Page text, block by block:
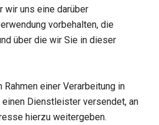
wir uns eine darüber
vorbehalten, die
über die wir Sie in dieser
einer Verarbeitung in
Dienstleister versendet, an
hierzu weitergeben.